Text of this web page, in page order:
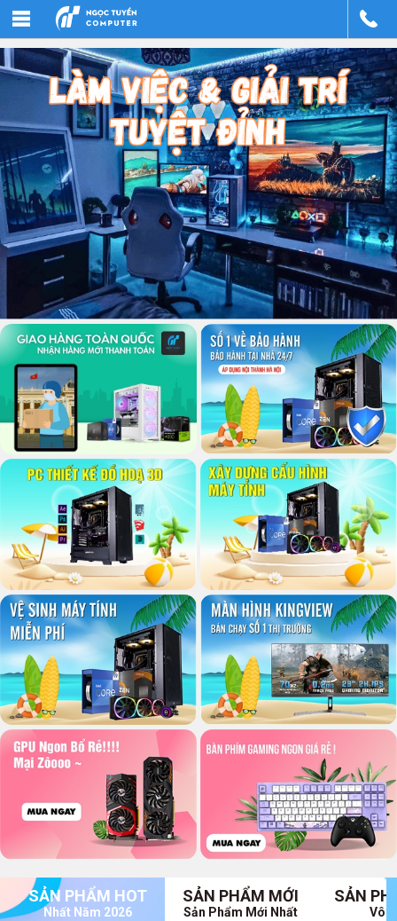
SẢN PHẨM HOT
Nhất Năm 2026
SẢN PHẨM MỚI
Sản Phẩm Mới Nhất
SẢN
Vô